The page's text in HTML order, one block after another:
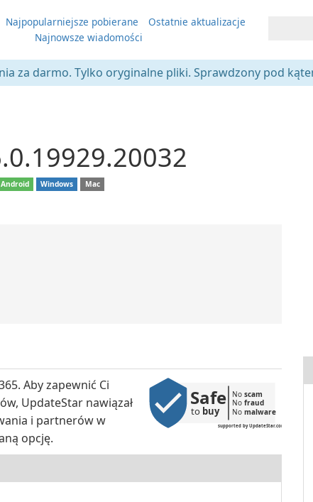
Najpopularniejsze pobierane
Ostatnie aktualizacje
Najnowsze wiadomości
za darmo. Tylko oryginalne pliki. Sprawdzony pod
Android Windows Mac
supported by UpdateStar.com
Safe
to buy
No scam
No fraud
No malware
Aby zapewnić Ci
UpdateStar nawiązał
i partnerów w
opcję.